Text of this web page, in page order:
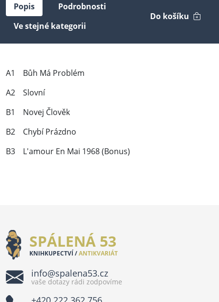
Popis
Podrobnosti
Ve stejné kategorii
Do košíku
A1 Bůh Má Problém
A2 Slovní
B1 Novej Člověk
B2 Chybí Prázdno
B3 L'amour En Mai 1968 (Bonus)
SPÁLENÁ 53
KNIHKUPECTVÍ /ANTIKVARIÁT
info@spalena53.cz
vaše dotazy rádi zodpovíme